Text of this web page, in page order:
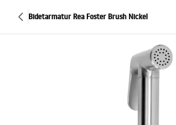
Bidetarmatur Rea Foster Brush Nickel